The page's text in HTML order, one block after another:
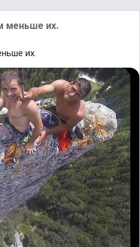
меньше их.
их.